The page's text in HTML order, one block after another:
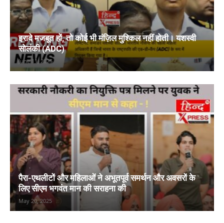
इरादे मजबूत हों, तो कोई भी मंज़िल मुश्किल नहीं होती। यशस्वी
सोलंकी (ADC)
June 11, 2025
पैरा-एथलीटों और महिलाओं ने अभूतपूर्व समर्थन और अवसरों के
लिए सीएम भगवंत मान की सराहना की
May 20, 2025